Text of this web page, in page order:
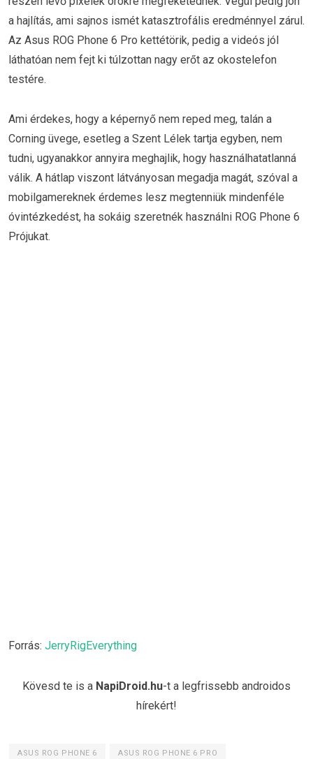
a hajlítás, ami sajnos ismét katasztrofális eredménnyel zárul.
Az Asus ROG Phone 6 Pro kettétörik, pedig a videós jól
láthatóan nem fejt ki túlzottan nagy erőt az okostelefon
testére.
Ami érdekes, hogy a képernyő nem reped meg, talán a
Corning üvege, esetleg a Szent Lélek tartja egyben, nem
tudni, ugyanakkor annyira meghajlik, hogy használhatatlanná
válik. A hátlap viszont látványosan megadja magát, szóval a
mobilgamereknek érdemes lesz megtenniük mindenféle
óvintézkedést, ha sokáig szeretnék használni ROG Phone 6
Prójukat.
Forrás: JerryRigEverything
Kövesd te is a NapiDroid.hu-t a legfrissebb androidos
hírekért!
ASUS ROG PHONE 6 ASUS ROG PHONE 6 PRO